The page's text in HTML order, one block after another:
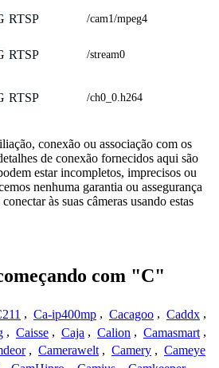
RTSP /cam1/mpeg4
RTSP /stream0
RTSP /ch0_0.h264
conexão ou associação com os
de conexão fornecidos aqui são
estar incompletos, imprecisos ou
nenhuma garantia ou assegurança
às suas câmeras usando estas
com "C"
, Ca-ip400mp , Cacagoo , Caddx ,
, Caisse , Caja , Calion , Camasmart ,
, Camerawelt , Camery , Cameye